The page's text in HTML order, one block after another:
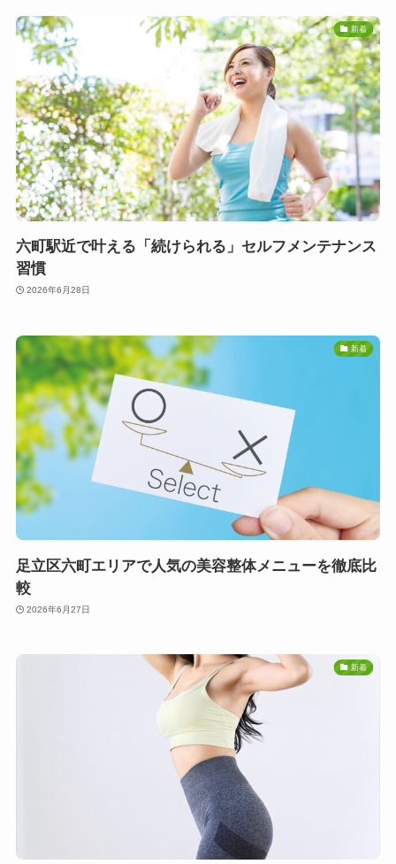
新着
六町駅近で叶える「続けられる」セルフメンテナンス
習慣
2026年6月28日
新着
足立区六町エリアで人気の美容整体メニューを徹底比
較
2026年6月27日
新着